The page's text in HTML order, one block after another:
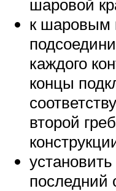
шаровой
к шаровым
каждого
концы
второй
последний